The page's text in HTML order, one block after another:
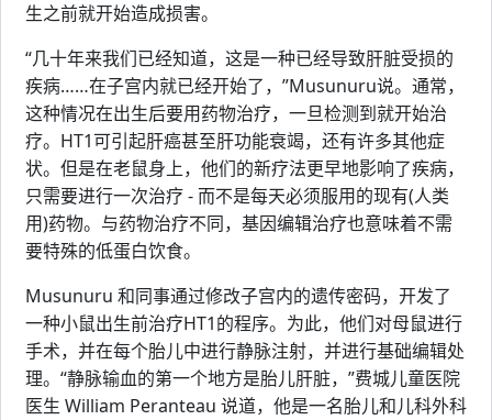
生之前就开始造成损害。
“几十年来我们已经知道，这是一种已经导致肝脏受损的
疾病……在子宫内就已经开始了，”Musunuru说。通常，
这种情况在出生后要用药物治疗，一旦检测到就开始治
疗。HT1可引起肝癌甚至肝功能衰竭，还有许多其他症
状。但是在老鼠身上，他们的新疗法更早地影响了疾病，
只需要进行一次治疗 - 而不是每天必须服用的现有(人类
用)药物。与药物治疗不同，基因编辑治疗也意味着不需
要特殊的低蛋白饮食。
Musunuru 和同事通过修改子宫内的遗传密码，开发了
一种小鼠出生前治疗HT1的程序。为此，他们对母鼠进行
手术，并在每个胎儿中进行静脉注射，并进行基础编辑处
理。“静脉输血的第一个地方是胎儿肝脏，”费城儿童医院
医生 William Peranteau 说道，他是一名胎儿和儿科外科